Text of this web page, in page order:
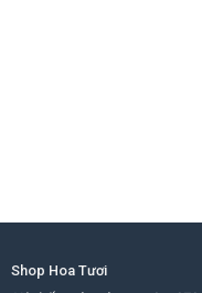
Shop Hoa Tươi